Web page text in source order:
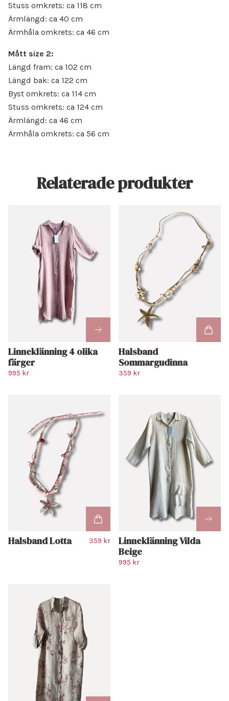
Stuss omkrets: ca 118 cm
Ärmlängd: ca 40 cm
Ärmhåla omkrets: ca 46 cm
Mått size 2:
Längd fram: ca 102 cm
Längd bak: ca 122 cm
Byst omkrets: ca 114 cm
Stuss omkrets: ca 124 cm
Ärmlängd: ca 46 cm
Ärmhåla omkrets: ca 56 cm
Relaterade produkter
Linneklänning 4 olika
färger
995 kr
Halsband
Sommargudinna
359 kr
Halsband Lotta 359 kr
Linneklänning Vilda
Beige
995 kr